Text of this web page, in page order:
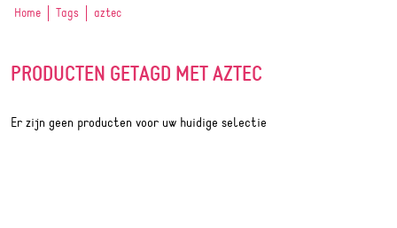
Home Tags aztec
PRODUCTEN GETAGD MET AZTEC
Er zijn geen producten voor uw huidige selectie